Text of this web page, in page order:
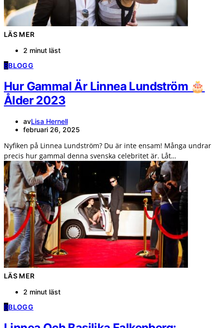
LÄS MER
2 minut läst
BBLOGG
Hur Gammal Är Linnea Lundström 🎂
Ålder 2023
avLisa Hernell
februari 26, 2025
Nyfiken på Linnea Lundström? Du är inte ensam! Många undrar
precis hur gammal denna svenska celebritet är. Låt…
LÄS MER
2 minut läst
BBLOGG